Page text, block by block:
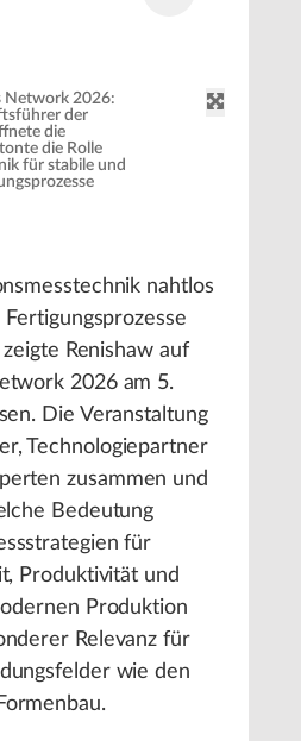
Network 2026:
der
die
die Rolle
für stabile und
nahtlos
Renishaw auf
2026 am 5.
Die Veranstaltung
Technologiepartner
zusammen und
Bedeutung
für
Produktivität und
Produktion
Relevanz für
wie den